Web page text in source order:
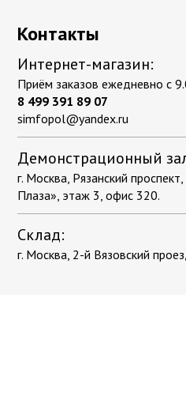
Контакты
Интернет-магазин:
Приём заказов ежедневно с
8 499 391 89 07
simfopol@yandex.ru
Демонстрационный
г. Москва, Рязанский
Плаза», этаж 3, офис 320.
Склад:
г. Москва, 2-й Вязовский